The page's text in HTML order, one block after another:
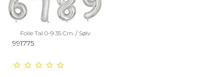
Folie Tal 0-9 35 Cm. / Sølv
991775